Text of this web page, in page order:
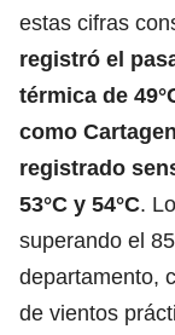
estas cifras
registró el
térmica de
como
registrado
53°C y 54°C.
superando el
departamento,
de vientos